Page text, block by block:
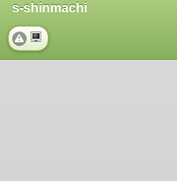
s-shinmachi